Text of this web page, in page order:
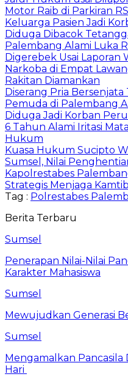
Motor Raib di Parkiran
Keluarga Pasien Jadi
Diduga Dibacok
Palembang Alami Luka
Digerebek Usai Laporan
Narkoba di Empat
Rakitan Diamankan
Diserang Pria
Pemuda di Palembang
Diduga Jadi Korban
6 Tahun Alami Iritasi
Hukum
Kuasa Hukum Sucipto
Sumsel, Nilai
Kapolrestabes
Strategis Menjaga
Tag : Polrestabes
Berita Terbaru
Sumsel
Penerapan Nilai-Nilai
Karakter Mahasiswa
Sumsel
Mewujudkan Generasi
Sumsel
Mengamalkan Pancasila
Hari